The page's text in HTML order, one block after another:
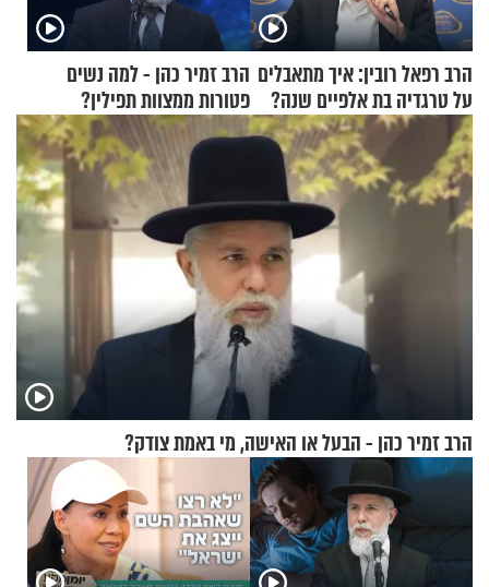
הרב רפאל רובין: איך מתאבלים
על טרגדיה בת אלפיים שנה?
הרב זמיר כהן - למה נשים
פטורות ממצוות תפילין?
הרב זמיר כהן - הבעל או האישה, מי באמת צודק?